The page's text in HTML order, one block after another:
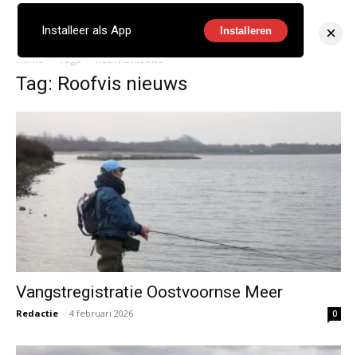
Home Tags Roofvis nieuws
Tag: Roofvis nieuws
Vangstregistratie Oostvoornse Meer
Redactie - 4 februari 2026 0
Installeer als App Installeren ×